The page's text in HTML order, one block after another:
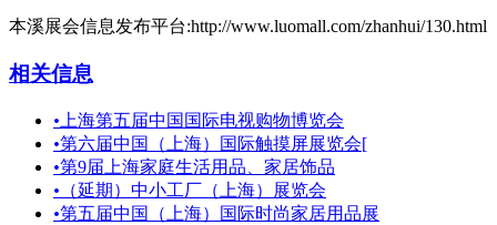
本溪展会信息发布平台:http://www.luomall.com/zhanhui/130.html
相关信息
• 上海第五届中国国际电视购物博览会
•第六届中国（上海）国际触摸屏展览会[
•第9届上海家庭生活用品、家居饰品
• （延期）中小工厂（上海）展览会
•第五届中国（上海）国际时尚家居用品展